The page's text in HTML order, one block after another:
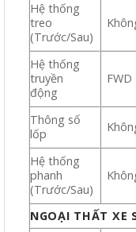
Hệ thống
treo
(Trước/Sau)
Hệ thống
truyền
động
FWD
Thông số
lốp
Hệ thống
phanh
(Trước/Sau)
NGOẠI THẤT XE